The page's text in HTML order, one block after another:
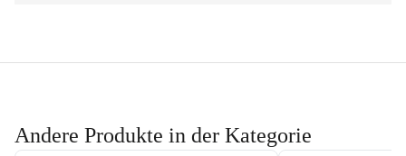
Andere Produkte in der Kategorie